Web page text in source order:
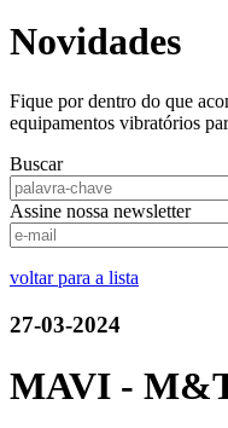
Novidades
Fique por dentro do que
equipamentos vibratórios
Buscar
Assine nossa newsletter
voltar para a lista
27-03-2024
MAVI -